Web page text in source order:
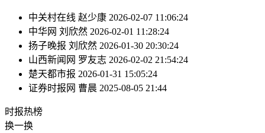
中关村在线 赵少康 2026-02-07 11:06:24
中华网 刘欣然 2026-02-01 11:28:24
扬子晚报 刘欣然 2026-01-30 20:30:24
山西新闻网 罗友志 2026-02-02 21:54:24
楚天都市报 2026-01-31 15:05:24
证券时报网 曹晨 2025-08-05 21:44
时报热榜
换一换